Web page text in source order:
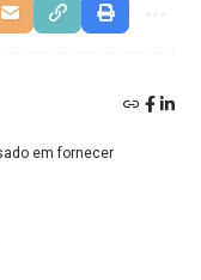
em fornecer